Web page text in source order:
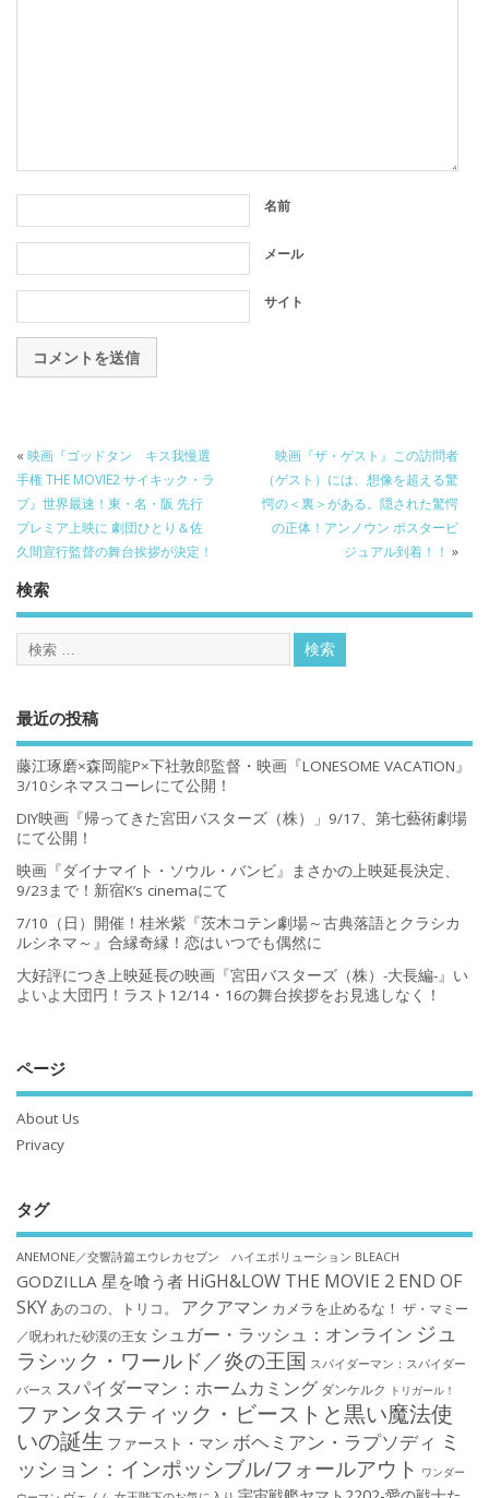
名前
メール
サイト
« 映画『ゴッドタン キス我慢選
手権 THE MOVIE2 サイキック・ラ
ブ』世界最速！東・名・阪 先行
プレミア上映に 劇団ひとり＆佐
久間宣行監督の舞台挨拶が決定！
映画『ザ・ゲスト』この訪問者
（ゲスト）には、想像を超える驚
愕の＜裏＞がある。隠された驚愕
の正体！アンノウン ポスタービ
ジュアル到着！！ »
検索
最近の投稿
藤江琢磨×森岡龍P×下社敦郎監督・映画『LONESOME VACATION』
3/10シネマスコーレにて公開！
DIY映画『帰ってきた宮田バスターズ（株）」9/17、第七藝術劇場
にて公開！
映画『ダイナマイト・ソウル・バンビ』まさかの上映延長決定、
9/23まで！新宿K’s cinemaにて
7/10（日）開催！桂米紫『茨木コテン劇場～古典落語とクラシカ
ルシネマ～』合縁奇縁！恋はいつでも偶然に
大好評につき上映延長の映画『宮田バスターズ（株）-大長編-』い
よいよ大団円！ラスト12/14・16の舞台挨拶をお見逃しなく！
ページ
About Us
Privacy
タグ
ANEMONE／交響詩篇エウレカセブン ハイエボリューション BLEACH
GODZILLA 星を喰う者 HiGH&LOW THE MOVIE 2 END OF
SKYあのコの、トリコ。 アクアマン カメラを止めるな！ ザ・マミー
／呪われた砂漠の王女 シュガー・ラッシュ：オンライン ジュ
ラシック・ワールド／炎の王国 スパイダーマン：スパイダー
バース スパイダーマン：ホームカミング ダンケルク トリガール！
ファンタスティック・ビーストと黒い魔法使
いの誕生 ファースト・マン ボヘミアン・ラプソディ ミ
ッション：インポッシブル/フォールアウト ワンダー